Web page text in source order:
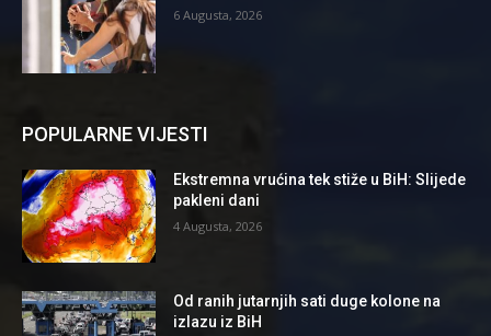
6 Augusta, 2026
POPULARNE VIJESTI
Ekstremna vrućina tek stiže u BiH: Slijede
pakleni dani
4 Augusta, 2026
Od ranih jutarnjih sati duge kolone na
izlazu iz BiH